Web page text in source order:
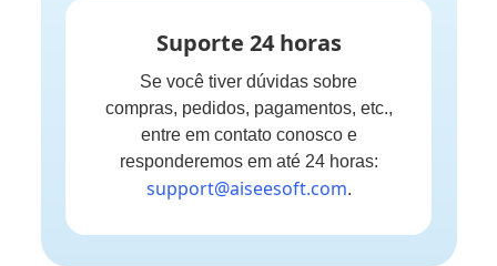
Suporte 24 horas
Se você tiver dúvidas sobre
compras, pedidos, pagamentos, etc.,
entre em contato conosco e
responderemos em até 24 horas:
support@aiseesoft.com.